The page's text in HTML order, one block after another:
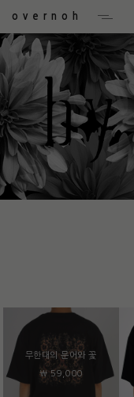
overnoh
무한대의 문어와 꽃
￦ 59,000